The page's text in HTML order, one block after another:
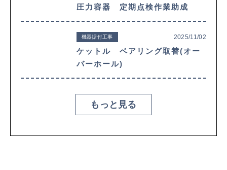
圧力容器 定期点検作業助成
機器据付工事 2025/11/02
ケットル ベアリング取替(オー
バーホール)
もっと見る